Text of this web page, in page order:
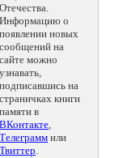
Отечества.
Информацию о
появлении новых
сообщений на
сайте можно
узнавать,
подписавшись на
страничках книги
памяти в
ВКонтакте,
Телеграмм или
Твиттер.